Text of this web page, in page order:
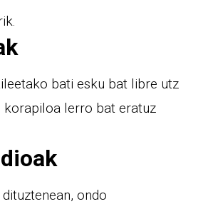
bati esku bat libre utz
korapiloa lerro bat eratuz
ondo